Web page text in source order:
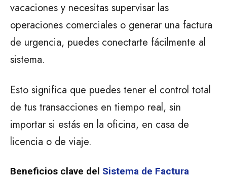
vacaciones y necesitas supervisar las
operaciones comerciales o generar una factura
de urgencia, puedes conectarte fácilmente al
sistema.
Esto significa que puedes tener el control total
de tus transacciones en tiempo real, sin
importar si estás en la oficina, en casa de
licencia o de viaje.
Beneficios clave del Sistema de Factura